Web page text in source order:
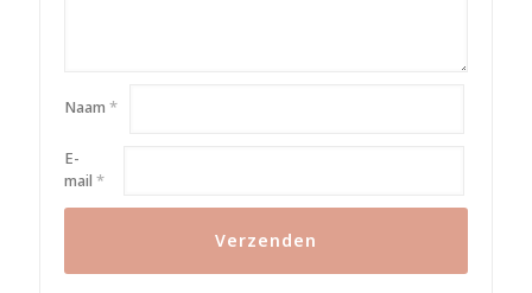
Naam *
E-
mail *